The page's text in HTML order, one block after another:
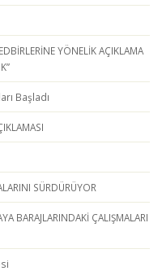
YÖNELİK AÇIKLAMA
Başladı
SÜRDÜRÜYOR
BARAJLARINDAKİ ÇALIŞMALARI